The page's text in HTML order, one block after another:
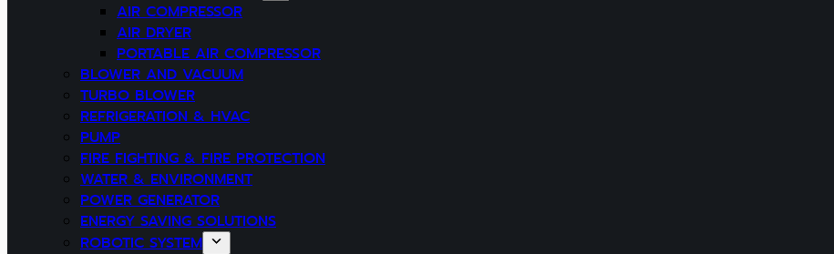
AIR COMPRESSOR
AIR DRYER
PORTABLE AIR COMPRESSOR
BLOWER AND VACUUM
TURBO BLOWER
REFRIGERATION & HVAC
PUMP
FIRE FIGHTING & FIRE PROTECTION
WATER & ENVIRONMENT
POWER GENERATOR
ENERGY SAVING SOLUTIONS
ROBOTIC SYSTEM